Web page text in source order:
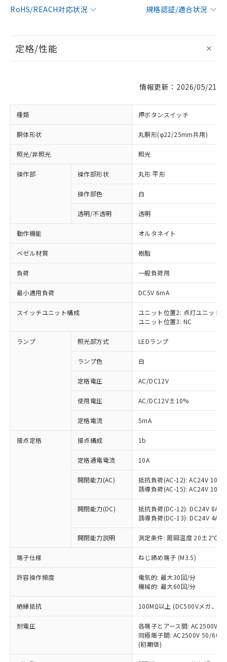
RoHS/REACH対応状況
規格認証/適合状況
定格/性能
情報更新：2026/05/21
種類 押ボタンスイッチ
胴体形状 丸胴形(φ22/25mm共用)
照光/非照光 照光
操作部 操作部形状 丸形 平形
操作部色 白
透明/不透明 透明
動作機能 オルタネイト
ベゼル材質 樹脂
負荷 一般負荷用
最小適用負荷 DC5V 6mA
スイッチユニット構成
ユニット位置2: 点灯ユニット
ユニット位置3: NC
ランプ 照光部方式 LEDランプ
ランプ色 白
定格電圧 AC/DC12V
使用電圧 AC/DC12V±10%
定格電流 5mA
接点定格 接点構成 1b
定格通電電流 10A
開閉能力(AC)
抵抗負荷(AC-12): AC24V 10A/
誘導負荷(AC-15): AC24V
開閉能力(DC)
抵抗負荷(DC-12): DC24V 8A/
誘導負荷(DC-13): DC24V 4A/
開閉能力説明 測定条件: 周囲温度 20±2℃、
端子仕様 ねじ締め端子 (M3.5)
許容操作頻度
電気的: 最大30回/分
機械的: 最大60回/分
絶縁抵抗 100MΩ以上 (DC500Vメガ、点
耐電圧
各端子とアース間: AC2500V
同極端子間: AC2500V 50/
(初期値)
ご利用条件
以下の条件をお読みいただき、同意のうえ
ご利用ください。
本サービスは、当社制御機器事業取扱
商品の当社在庫状況および標準価格
(税抜)を提供させていただくもので
当社制御機器事業取扱商品の中には、
本サービスの対象外となる商品もある
ことをご了承ください。
在庫状況および標準価格照会結果は、
記載している更新日時点での社内デー
タに基づき作成されるものであり、閲
覧された時点での実際の在庫および標
準価格とは異なる場合があることをご
※1 対応状況
対応済み：EU RoHS指令（10物質）の
非含有に対応した製品が提供可能な商品で
対応予定：EU RoHS指令（10物質）の非含
有に対応した製品に切り替える予定のある
対応予定なし：EU RoHS指令（10物質）の
非含有に非対応の商品で、対応品を出す予
定はありません。
調査・確認中：EU RoHS指令（10物質）の
非含有の対応状況を調査中または確認中の
非該当品：ライセンス料など無形物で、有
害物質有無と関係のない商品です。
仕入先様の事情により、非含有部品として
いたものが、含有品と判明した場合などや
むを得ず変更することがあります。
鉛(Pb) 1000ppm以下、 水銀(Hg) 1000ppm以下、 カド
六価クロム(Cr(Ⅵ)) 1000ppm以下、ポリ臭化ビフェニル
類(PBB) 1000ppm以下、ポリ臭化ジフェニルエーテル類
(PBDE) 1000ppm以下、フタル酸ビス(2-エチルヘキシ
※1 中国RoHS○×表
「○」：最大均質材料含有率が中国RoHSの
基準値以下であることを示します。
「×」：最大均質材料含有率が中国RoHSの
基準値を超えていることを示します。
「－」：未確認です。当社販売部門へお問
い合わせください。
*中国RoHS10物質の基準値 (GB/T26572)：
Pb(鉛) :1000ppm、 Hg(水銀) : 1000ppm、 Cd(カドミウ
Cr(Ⅵ)(六価クロム) : 1000ppm、 PBBs(ポリ臭化ビフェ
当社は、これら貴社製品のうち、外国
為替および外国貿易法に定める商品
（以下｢規制貨物等」という）を輸出
国政府の輸出許可(または役務取引許
可)を取得するなどの必要な手続きを